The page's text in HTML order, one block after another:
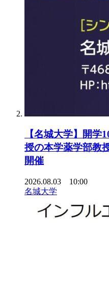
【名城大学】開
授の本学薬学部教
開催
2026.08.03 10:00
名城大学